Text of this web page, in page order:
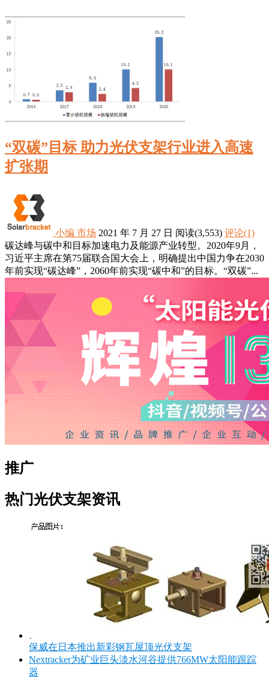
“双碳”目标 助力光伏支架行业进入高速
扩张期
小编 市场 2021 年 7 月 27 日 阅读(3,553) 评论(1)
碳达峰与碳中和目标加速电力及能源产业转型。2020年9月，
习近平主席在第75届联合国大会上，明确提出中国力争在2030
年前实现“碳达峰”，2060年前实现“碳中和”的目标。“双碳”...
推广
热门光伏支架资讯
保威在日本推出新彩钢瓦屋顶光伏支架
Nextracker为矿业巨头淡水河谷提供766MW太阳能跟踪
器